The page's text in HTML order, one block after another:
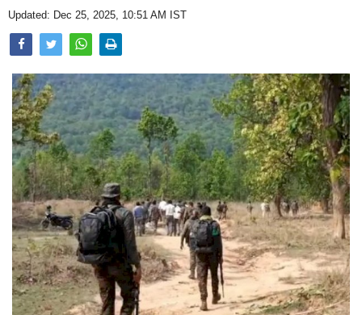
Photo Gallery
Home
Updated: Dec 25, 2025, 10:51 AM IST